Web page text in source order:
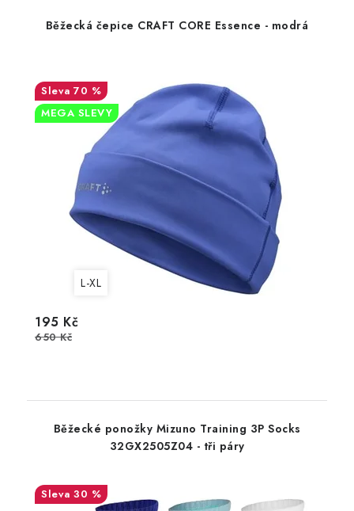
Běžecká čepice CRAFT CORE Essence - modrá
70 %
MEGA SLEVY
L-XL
195 Kč
650 Kč
Běžecké ponožky Mizuno Training 3P Socks
32GX2505Z04 - tři páry
30 %